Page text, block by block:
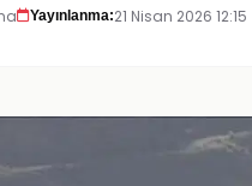
Yayınlanma:21 Nisan 2026 12:15